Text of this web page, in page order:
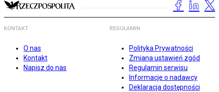
KONTAKT
O nas
Kontakt
Napisz do nas
REGULAMIN
Polityka Prywatności
Zmiana ustawień zgód
Regulamin serwisu
Informacje o nadawcy
Deklaracja dostępności